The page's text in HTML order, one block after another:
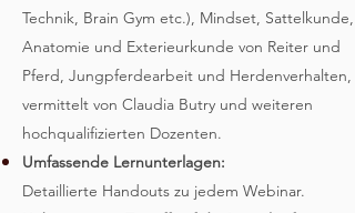
Technik, Brain Gym etc.), Mindset, Sattelkunde,
Anatomie und Exterieurkunde von Reiter und
Pferd, Jungpferdearbeit und Herdenverhalten,
vermittelt von Claudia Butry und weiteren
hochqualifizierten Dozenten.
Umfassende Lernunterlagen:
Detaillierte Handouts zu jedem Webinar.